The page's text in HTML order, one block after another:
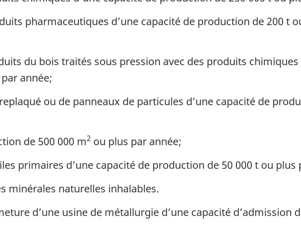
pharmaceutiques d’une capacité de production de 200 t
du bois traités sous pression avec des produits chimiques
année;
ou de panneaux de particules d’une capacité de
de 500 000 m2 ou plus par année;
primaires d’une capacité de production de 50 000 t ou plus
minérales naturelles inhalables.
d’une usine de métallurgie d’une capacité d’admission